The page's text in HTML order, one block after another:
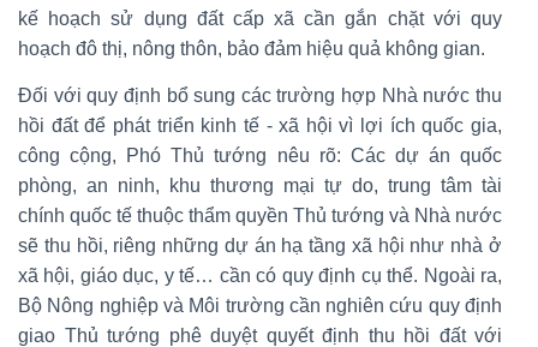
kế hoạch sử dụng đất cấp xã cần gắn chặt với quy
hoạch đô thị, nông thôn, bảo đảm hiệu quả không gian.
Đối với quy định bổ sung các trường hợp Nhà nước thu
hồi đất để phát triển kinh tế - xã hội vì lợi ích quốc gia,
công cộng, Phó Thủ tướng nêu rõ: Các dự án quốc
phòng, an ninh, khu thương mại tự do, trung tâm tài
chính quốc tế thuộc thẩm quyền Thủ tướng và Nhà nước
sẽ thu hồi, riêng những dự án hạ tầng xã hội như nhà ở
xã hội, giáo dục, y tế… cần có quy định cụ thể. Ngoài ra,
Bộ Nông nghiệp và Môi trường cần nghiên cứu quy định
giao Thủ tướng phê duyệt quyết định thu hồi đất với